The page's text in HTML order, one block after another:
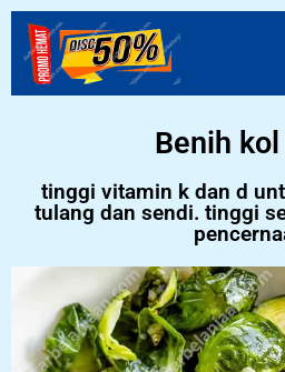
Benih
tinggi vitamin k dan d
tulang dan sendi. tinggi